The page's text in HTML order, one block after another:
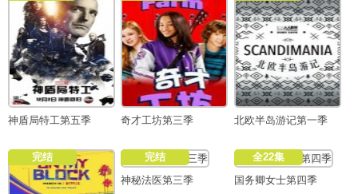
神盾局特工第五季 奇才工坊第三季 北欧半岛游记第一季
完结
完结
神秘法医第三季
全22集
国务卿女士第四季